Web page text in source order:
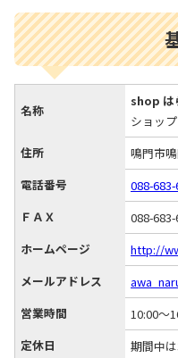
名称
shop は
ショッ
住所
鳴門市
電話番号
088-683-
ＦＡＸ
088-
ホームページ
http://
メールアドレス
営業時間
10:00～
定休日
期間中